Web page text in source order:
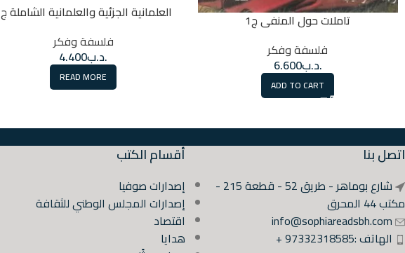
تاملات حول المنفى ج1
فلسفة وفكر
.د.ب6.600
ADD TO CART
العلمانية الجزئية والعلمانية الشاملة ج1
فلسفة وفكر
.د.ب4.400
READ MORE
اتصل بنا
شارع بوماهر - طريق 52 - قطعة 215 -
مكتب 44 المحرق
info@sophiareadsbh.com
الهاتف :97332318585 +
أقسام الكتب
إصدارات صوفيا
إصدارات المجلس الوطني للثقافة
اقتصاد
هدايا